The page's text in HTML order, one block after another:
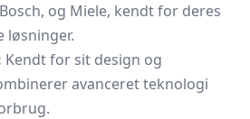
og Miele, kendt for deres
løsninger.
Kendt for sit design og
avanceret teknologi